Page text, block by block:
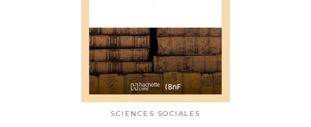
SCIENCES SOCIALES